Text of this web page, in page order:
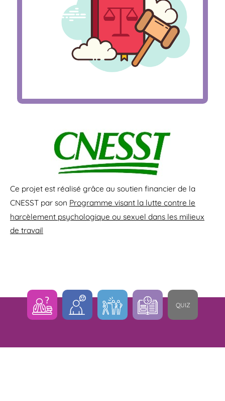
Ce projet est réalisé grâce au soutien financier de la
CNESST par son Programme visant la lutte contre le
harcèlement psychologique ou sexuel dans les milieux
de travail
QUIZ